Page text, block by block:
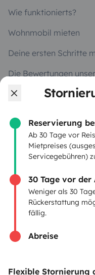
Reservierung
Ab 30 Tage vor
Mietpreises
Servicegebühren)
30 Tage vor der
Weniger als 30
Rückerstattung
fällig.
Abreise
Flexible Stornierung
Wie funktionierts?
Wohnmobil mieten
Deine ersten Schritte
Die Bewertungen
Hilfe für Mieter
VERMIETER
Wohnmobil vermieten
Mietvertrag
Mietversicherung
Mietpannenhilfe
Hilfe für Vermieter